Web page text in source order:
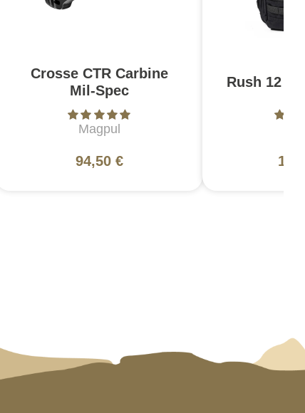
Crosse CTR Carbine
Mil-Spec
Magpul
94,50 €
Rush 12